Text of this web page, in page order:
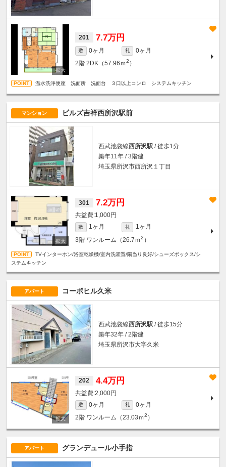
201 7.7万円
敷 0ヶ月 礼
0ヶ月
2階 2DK（57.96ｍ2 ）
温水洗浄便座 洗面所 洗面台 ３口以上コンロ システムキッチン
マンション ビルズ吉祥西所沢駅前
西武池袋線西所沢駅 / 徒歩1分
築年11年 / 3階建
埼玉県所沢市西所沢１丁目
301 7.2万円
1,000円
敷 1ヶ月 礼
1ヶ月
3階 ワンルーム（26.7ｍ2 ）
TVインターホン/浴室乾燥機/室内洗濯置/陽当り良好/シューズボックス/シ
ステムキッチン
アパート コーポヒル久米
西武池袋線西所沢駅 / 徒歩15分
築年32年 / 2階建
埼玉県所沢市大字久米
202 4.4万円
2,000円
敷 0ヶ月 礼
0ヶ月
2階 ワンルーム（23.03ｍ2 ）
アパート グランデュール小手指